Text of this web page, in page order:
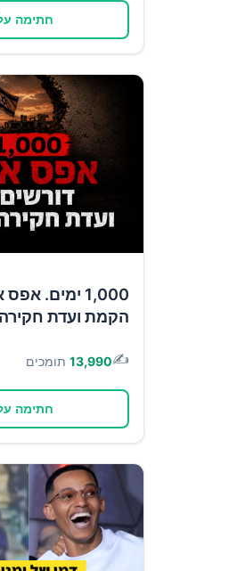
חתימה
1,000 ימים.
הקמת ועדת
✍️
13,990 תומכים
חתימה